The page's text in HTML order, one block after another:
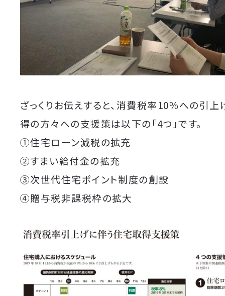
ざっくりお伝えすると、消費税率10％への引
得の方々への支援策は以下の「4つ」です。
①住宅ローン減税の拡充
②すまい給付金の拡充
③次世代住宅ポイント制度の創設
④贈与税非課税枠の拡大